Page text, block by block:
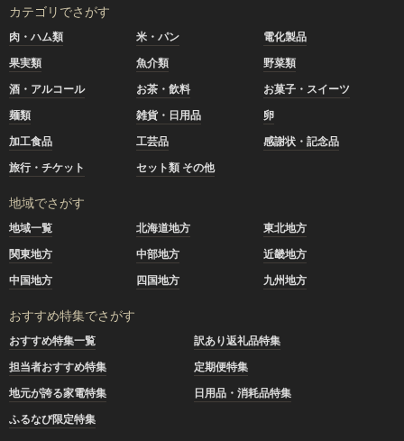
カテゴリでさがす
肉・ハム類 米・パン
電化製品
果実類
魚介類
野菜類
酒・アルコール
お茶・飲料
お菓子・スイーツ
麺類
雑貨・日用品
卵
加工食品
工芸品
感謝状・記念品
旅行・チケット
セット類 その他
地域でさがす
地域一覧 北海道地方
東北地方
関東地方
中部地方
近畿地方
中国地方
四国地方 九州地方
おすすめ特集でさがす
おすすめ特集一覧
訳あり返礼品特集
担当者おすすめ特集
定期便特集
地元が誇る家電特集
日用品・消耗品特集
ふるなび限定特集